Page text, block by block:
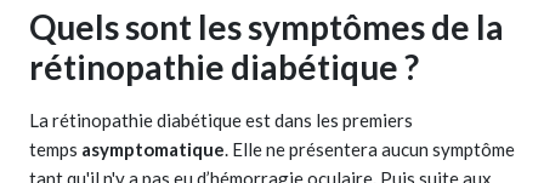
Quels sont les symptômes de la
rétinopathie diabétique ?
La rétinopathie diabétique est dans les premiers
temps asymptomatique. Elle ne présentera aucun symptôme
tant qu'il n'y a pas eu d’hémorragie oculaire. Puis suite aux